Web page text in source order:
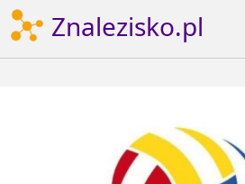
Znalezisko.pl